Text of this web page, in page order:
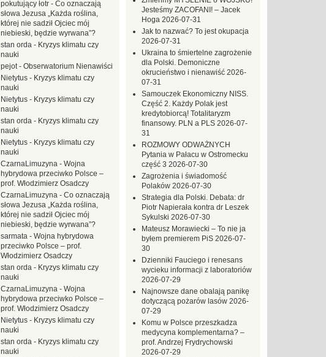
Jesteśmy ZACOFANI! – Jacek
Hoga 2026-07-31
Jak to nazwać? To jest okupacja
2026-07-31
Ukraina to śmiertelne zagrożenie
dla Polski. Demoniczne
okrucieństwo i nienawiść 2026-
07-31
Samouczek Ekonomiczny NISS.
Część 2. Każdy Polak jest
kredytobiorcą! Totalitaryzm
finansowy. PLN a PLS 2026-07-
31
ROZMOWY ODWAŻNYCH
Pytania w Pałacu w Ostromecku
część 3 2026-07-30
Zagrożenia i świadomość
Polaków 2026-07-30
Strategia dla Polski. Debata: dr
Piotr Napierała kontra dr Leszek
Sykulski 2026-07-30
Mateusz Morawiecki – To nie ja
byłem premierem PiS 2026-07-
30
Dzienniki Fauciego i renesans
wycieku informacji z laboratoriów
2026-07-29
Najnowsze dane obalają panikę
dotyczącą pożarów lasów 2026-
07-29
Komu w Polsce przeszkadza
medycyna komplementarna? –
prof. Andrzej Frydrychowski
2026-07-29
pokutujący łotr - Co oznaczają
słowa Jezusa „Każda roślina,
której nie sadził Ojciec mój
niebieski, będzie wyrwana”?
stan orda - Kryzys klimatu czy
nauki
pejot- Obserwatorium Nienawiści
Nietytus - Kryzys klimatu czy
nauki
Nietytus - Kryzys klimatu czy
nauki
stan orda - Kryzys klimatu czy
nauki
Nietytus - Kryzys klimatu czy
nauki
CzarnaLimuzyna - Wojna
hybrydowa przeciwko Polsce –
prof. Włodzimierz Osadczy
CzarnaLimuzyna - Co oznaczają
słowa Jezusa „Każda roślina,
której nie sadził Ojciec mój
niebieski, będzie wyrwana”?
sarmata - Wojna hybrydowa
przeciwko Polsce – prof.
Włodzimierz Osadczy
stan orda - Kryzys klimatu czy
nauki
CzarnaLimuzyna - Wojna
hybrydowa przeciwko Polsce –
prof. Włodzimierz Osadczy
Nietytus - Kryzys klimatu czy
nauki
stan orda - Kryzys klimatu czy
nauki